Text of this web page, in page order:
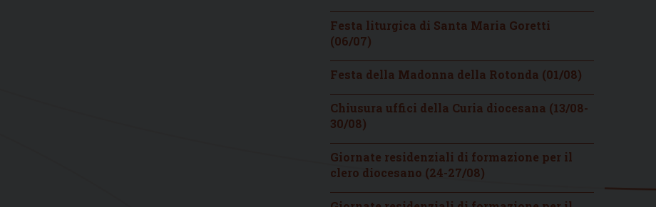
Festa liturgica di Santa Maria Goretti
(06/07)
Festa della Madonna della Rotonda (01/08)
Chiusura uffici della Curia diocesana (13/08-
30/08)
Giornate residenziali di formazione per il
clero diocesano (24-27/08)